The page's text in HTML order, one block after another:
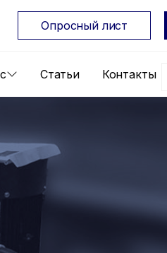
Статьи Контакты
Опросный лист